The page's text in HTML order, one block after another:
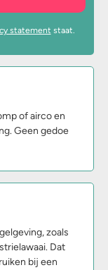
of airco en
Geen gedoe
statement staat.
zoals
Dat
bij een